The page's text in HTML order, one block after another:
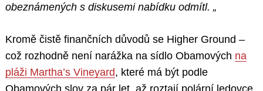
obeznámených s diskusemi nabídku odmítl. „
Kromě čistě finančních důvodů se Higher Ground –
což rozhodně není narážka na sídlo Obamových na
pláži Martha’s Vineyard, které má být podle
Obamových slov za pár let, až roztají polární ledovce,